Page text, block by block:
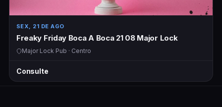
SEX, 21 DE AGO
Freaky Friday Boca A Boca 21 08 Major Lock
Major Lock Pub · Centro
Consulte